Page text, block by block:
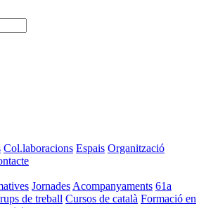
Col.laboracions Espais Organització
Jornades Acompanyaments 61a
de treball Cursos de català Formació en